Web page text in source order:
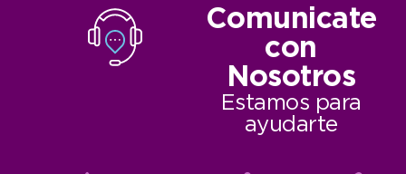
Comunicate
con
Nosotros
Estamos para
ayudarte